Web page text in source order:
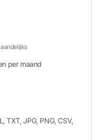
per maand
TXT, JPG, PNG, CSV,